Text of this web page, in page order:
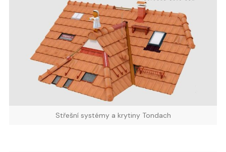
Střešní systémy a krytiny Tondach